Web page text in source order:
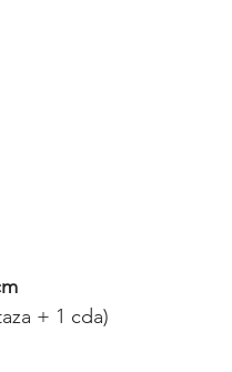
+ 1 cda)